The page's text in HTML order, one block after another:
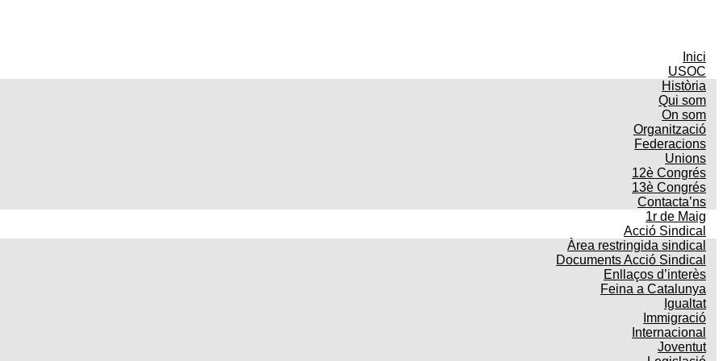
Inici
USOC
Història
Qui som
On som
Organització
Federacions
Unions
12è Congrés
13è Congrés
Contacta’ns
1r de Maig
Acció Sindical
Àrea restringida sindical
Documents Acció Sindical
Enllaços d’interès
Feina a Catalunya
Igualtat
Immigració
Internacional
Joventut